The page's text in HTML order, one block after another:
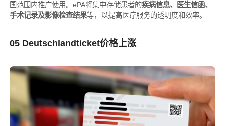
国范围内推广使用。ePA将集中存储患者的疾病信息、医生信函、
手术记录及影像检查结果等，以提高医疗服务的透明度和效率。
05 Deutschlandticket价格上涨